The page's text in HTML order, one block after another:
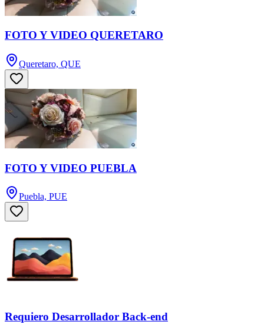
FOTO Y VIDEO QUERETARO
Queretaro, QUE
FOTO Y VIDEO PUEBLA
Puebla, PUE
Requiero Desarrollador Back-end